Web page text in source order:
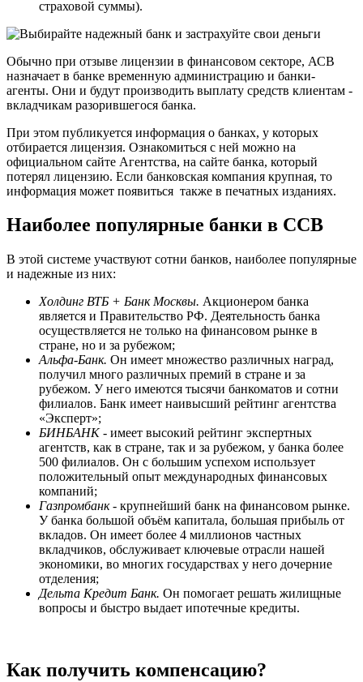
страховой суммы).
Обычно при отзыве лицензии в финансовом секторе, АСВ
назначает в банке временную администрацию и банки-
агенты. Они и будут производить выплату средств клиентам -
вкладчикам разорившегося банка.
При этом публикуется информация о банках, у которых
отбирается лицензия. Ознакомиться с ней можно на
официальном сайте Агентства, на сайте банка, который
потерял лицензию. Если банковская компания крупная, то
информация может появиться также в печатных изданиях.
Наиболее популярные банки в ССВ
В этой системе участвуют сотни банков, наиболее популярные
и надежные из них:
Холдинг ВТБ + Банк Москвы. Акционером банка
является и Правительство РФ. Деятельность банка
осуществляется не только на финансовом рынке в
стране, но и за рубежом;
Альфа-Банк. Он имеет множество различных наград,
получил много различных премий в стране и за
рубежом. У него имеются тысячи банкоматов и сотни
филиалов. Банк имеет наивысший рейтинг агентства
«Эксперт»;
БИНБАНК- имеет высокий рейтинг экспертных
агентств, как в стране, так и за рубежом, у банка более
500 филиалов. Он с большим успехом использует
положительный опыт международных финансовых
компаний;
Газпромбанк- крупнейший банк на финансовом рынке.
У банка большой объём капитала, большая прибыль от
вкладов. Он имеет более 4 миллионов частных
вкладчиков, обслуживает ключевые отрасли нашей
экономики, во многих государствах у него дочерние
отделения;
Дельта Кредит Банк. Он помогает решать жилищные
вопросы и быстро выдает ипотечные кредиты.
Как получить компенсацию?